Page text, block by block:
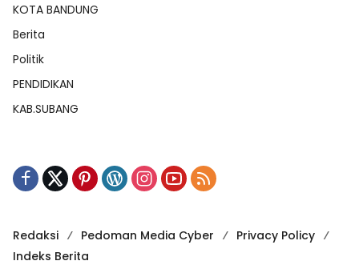
KOTA BANDUNG
Berita
Politik
PENDIDIKAN
KAB.SUBANG
Redaksi Pedoman Media Cyber
Privacy Policy
Indeks Berita